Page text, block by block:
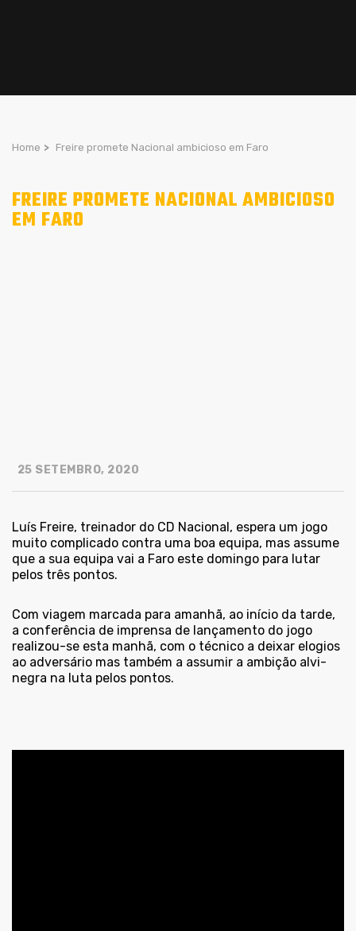
Home > Freire promete Nacional ambicioso em Faro
FREIRE PROMETE NACIONAL AMBICIOSO
EM FARO
25 SETEMBRO, 2020
Luís Freire, treinador do CD Nacional, espera um jogo
muito complicado contra uma boa equipa, mas assume
que a sua equipa vai a Faro este domingo para lutar
pelos três pontos.
Com viagem marcada para amanhã, ao início da tarde,
a conferência de imprensa de lançamento do jogo
realizou-se esta manhã, com o técnico a deixar elogios
ao adversário mas também a assumir a ambição alvi-
negra na luta pelos pontos.